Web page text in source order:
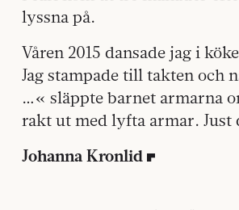
lyssna på.
Våren 2015 dansade jag i
Jag stampade till takten och
…« släppte barnet armarna
rakt ut med lyfta armar. Just
Johanna Kronlid